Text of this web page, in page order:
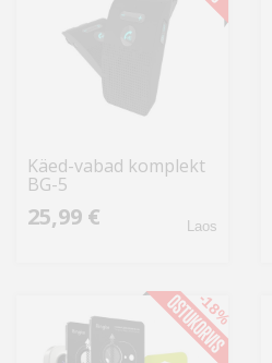
Käed-vabad komplekt
BG-5
25,99 € Laos
-18%